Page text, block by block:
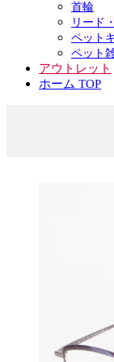
首輪
リード
ペット
ペット
アウトレット
ホーム TOP